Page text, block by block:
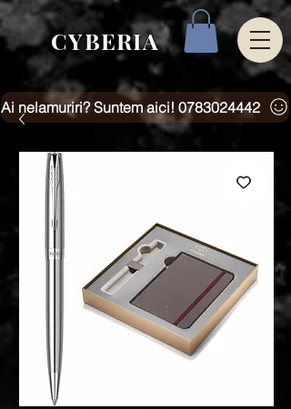
CYBERIA
Ai nelamuriri? Suntem aici! 0783024442